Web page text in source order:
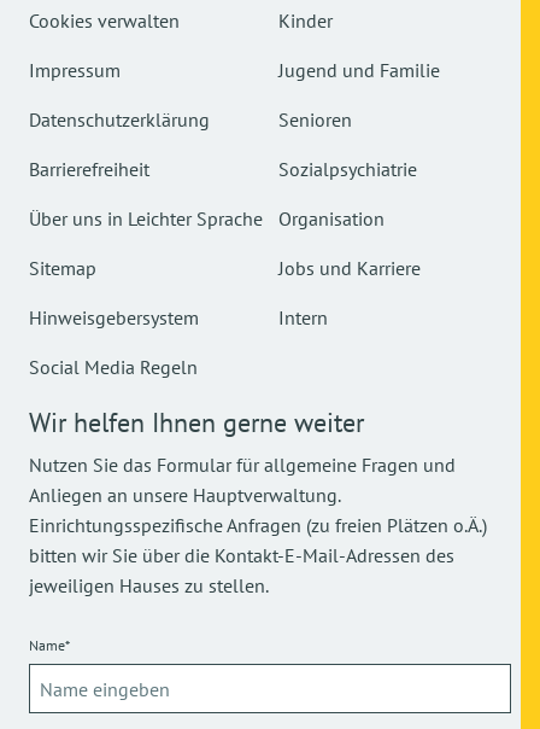
Cookies verwalten
Impressum
Datenschutzerklärung
Barrierefreiheit
Über uns in Leichter Sprache
Sitemap
Hinweisgebersystem
Social Media Regeln
Kinder
Jugend und Familie
Senioren
Sozialpsychiatrie
Organisation
Jobs und Karriere
Intern
Wir helfen Ihnen gerne weiter
Nutzen Sie das Formular für allgemeine Fragen und
Anliegen an unsere Hauptverwaltung.
Einrichtungsspezifische Anfragen (zu freien Plätzen o.Ä.)
bitten wir Sie über die Kontakt-E-Mail-Adressen des
jeweiligen Hauses zu stellen.
Name*